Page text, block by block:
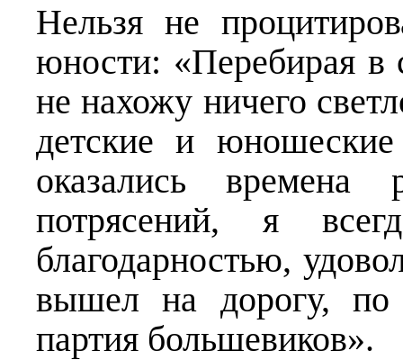
Нельзя не
юности: «Перебирая в
не нахожу ничего
детские и
оказались
потрясений, я
благодарностью,
вышел на дорогу,
партия большевиков».